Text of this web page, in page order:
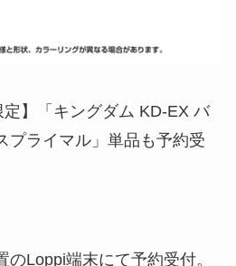
】「キングダム KD-EX バ
プライマル」単品も予約受
Loppi端末にて予約受付。